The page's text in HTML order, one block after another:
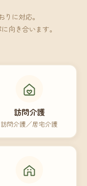
に対応。
向き合います。
訪問介護
訪問介護／居宅介護